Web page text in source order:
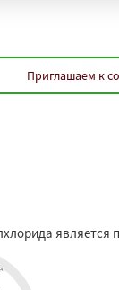
Приглашаем к